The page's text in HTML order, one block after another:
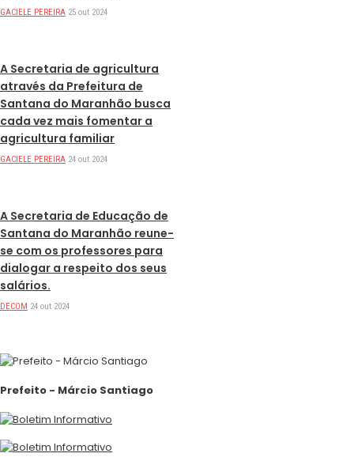
GACIELE PEREIRA 25 out 2024
A Secretaria de agricultura
através da Prefeitura de
Santana do Maranhão busca
cada vez mais fomentar a
agricultura familiar
GACIELE PEREIRA 24 out 2024
A Secretaria de Educação de
Santana do Maranhão reune-
se com os professores para
dialogar a respeito dos seus
salários.
DECOM 24 out 2024
Prefeito - Márcio Santiago